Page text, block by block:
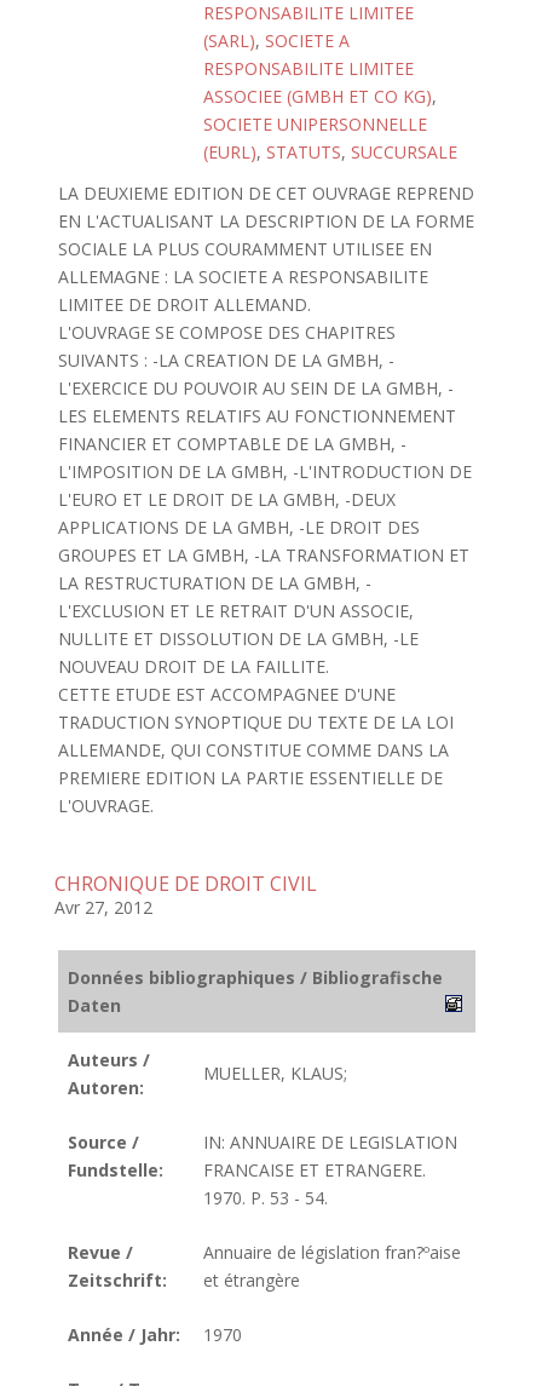
RESPONSABILITE LIMITEE
(SARL), SOCIETE A
RESPONSABILITE LIMITEE
ASSOCIEE (GMBH ET CO KG),
SOCIETE UNIPERSONNELLE
(EURL), STATUTS, SUCCURSALE
LA DEUXIEME EDITION DE CET OUVRAGE REPREND
EN L'ACTUALISANT LA DESCRIPTION DE LA FORME
SOCIALE LA PLUS COURAMMENT UTILISEE EN
ALLEMAGNE : LA SOCIETE A RESPONSABILITE
LIMITEE DE DROIT ALLEMAND.
L'OUVRAGE SE COMPOSE DES CHAPITRES
SUIVANTS : -LA CREATION DE LA GMBH, -
L'EXERCICE DU POUVOIR AU SEIN DE LA GMBH, -
LES ELEMENTS RELATIFS AU FONCTIONNEMENT
FINANCIER ET COMPTABLE DE LA GMBH, -
L'IMPOSITION DE LA GMBH, -L'INTRODUCTION DE
L'EURO ET LE DROIT DE LA GMBH, -DEUX
APPLICATIONS DE LA GMBH, -LE DROIT DES
GROUPES ET LA GMBH, -LA TRANSFORMATION ET
LA RESTRUCTURATION DE LA GMBH, -
L'EXCLUSION ET LE RETRAIT D'UN ASSOCIE,
NULLITE ET DISSOLUTION DE LA GMBH, -LE
NOUVEAU DROIT DE LA FAILLITE.
CETTE ETUDE EST ACCOMPAGNEE D'UNE
TRADUCTION SYNOPTIQUE DU TEXTE DE LA LOI
ALLEMANDE, QUI CONSTITUE COMME DANS LA
PREMIERE EDITION LA PARTIE ESSENTIELLE DE
L'OUVRAGE.
CHRONIQUE DE DROIT CIVIL
Avr 27, 2012
Données bibliographiques / Bibliografische
Daten
Auteurs /
Autoren:
MUELLER, KLAUS;
Source /
Fundstelle:
IN: ANNUAIRE DE LEGISLATION
FRANCAISE ET ETRANGERE.
1970. P. 53 - 54.
Revue /
Zeitschrift:
Annuaire de législation fran?ºaise
et étrangère
Année / Jahr: 1970